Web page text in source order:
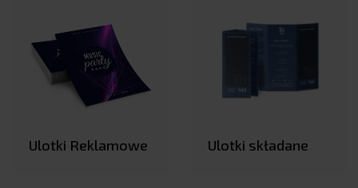
Ulotki Reklamowe Ulotki składane